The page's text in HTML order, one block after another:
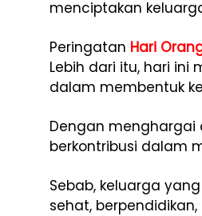
menciptakan
Peringatan Hari
Lebih dari itu, hari ini
dalam membentuk
Dengan
berkontribusi dalam
Sebab, keluarga
sehat,